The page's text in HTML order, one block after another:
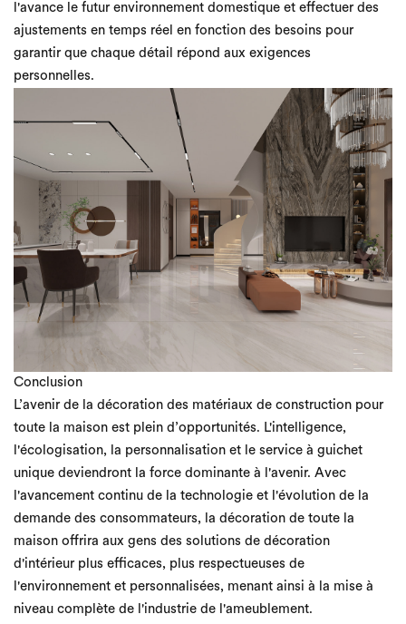
l'avance le futur environnement domestique et effectuer des
ajustements en temps réel en fonction des besoins pour
garantir que chaque détail répond aux exigences
personnelles.
Conclusion
L’avenir de la décoration des matériaux de construction pour
toute la maison est plein d’opportunités. L'intelligence,
l'écologisation, la personnalisation et le service à guichet
unique deviendront la force dominante à l'avenir. Avec
l'avancement continu de la technologie et l'évolution de la
demande des consommateurs, la décoration de toute la
maison offrira aux gens des solutions de décoration
d'intérieur plus efficaces, plus respectueuses de
l'environnement et personnalisées, menant ainsi à la mise à
niveau complète de l'industrie de l'ameublement.